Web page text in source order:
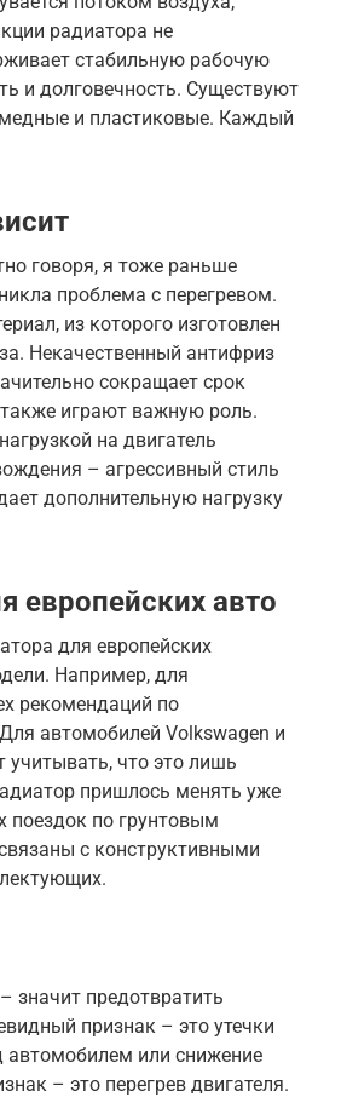
радиатора не
стабильную рабочую
и долговечность. Существуют
и пластиковые. Каждый
говоря, я тоже раньше
проблема с перегревом.
из которого изготовлен
Некачественный антифриз
сокращает срок
играют важную роль.
на двигатель
– агрессивный стиль
дополнительную нагрузку
европейских авто
для европейских
Например, для
рекомендаций по
автомобилей Volkswagen и
учитывать, что это лишь
пришлось менять уже
поездок по грунтовым
с конструктивными
значит предотвратить
признак – это утечки
или снижение
– это перегрев двигателя.